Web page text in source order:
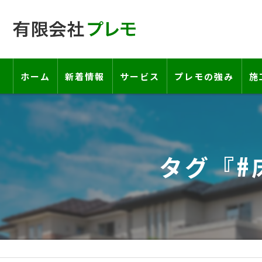
ホーム 新着情報 サービス
工事の流れ―契約書・保証書につ
お客様の声
プレモの強み 施
タグ『#